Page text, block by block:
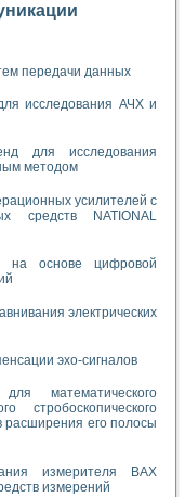
передачи данных
исследования АЧХ и
для исследования
методом
усилителей с
средств NATIONAL
на основе цифровой
электрических
эхо-сигналов
математического
стробоскопического
расширения его полосы
измерителя ВАХ
измерений